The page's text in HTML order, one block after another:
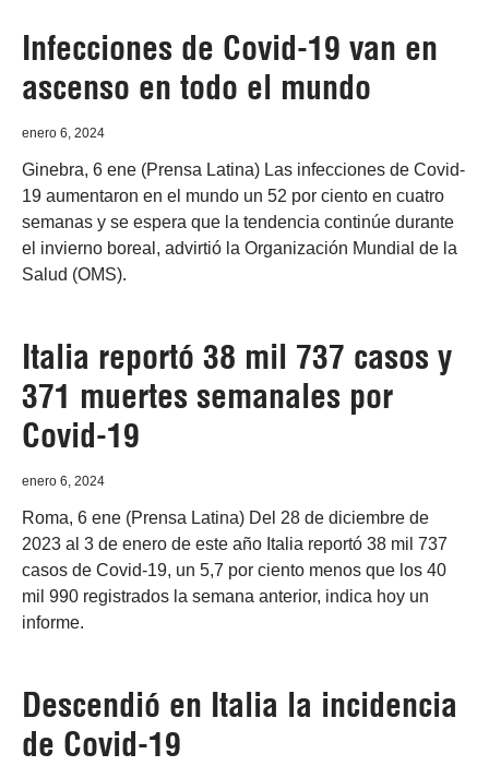
Infecciones de Covid-19 van en
ascenso en todo el mundo
enero 6, 2024
Ginebra, 6 ene (Prensa Latina) Las infecciones de Covid-
19 aumentaron en el mundo un 52 por ciento en cuatro
semanas y se espera que la tendencia continúe durante
el invierno boreal, advirtió la Organización Mundial de la
Salud (OMS).
Italia reportó 38 mil 737 casos y
371 muertes semanales por
Covid-19
enero 6, 2024
Roma, 6 ene (Prensa Latina) Del 28 de diciembre de
2023 al 3 de enero de este año Italia reportó 38 mil 737
casos de Covid-19, un 5,7 por ciento menos que los 40
mil 990 registrados la semana anterior, indica hoy un
informe.
Descendió en Italia la incidencia
de Covid-19